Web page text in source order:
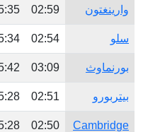
وارينغتون 02:59
سلو 02:54
بورنماوث 03:09
بيتربورو 02:51
Cambridge
02:50